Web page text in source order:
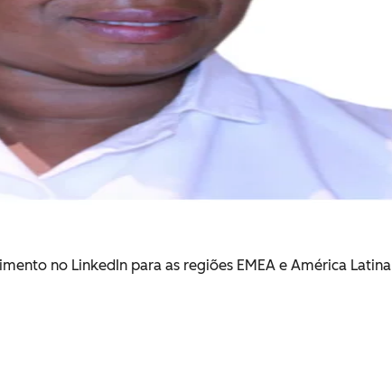
no LinkedIn para as regiões EMEA e América Latina